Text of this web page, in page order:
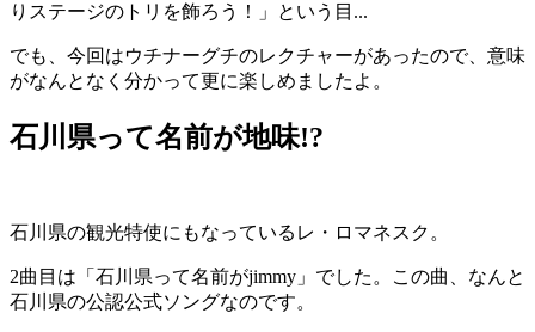
りステージのトリを飾ろう！」という目...
でも、今回はウチナーグチのレクチャーがあったので、意味
がなんとなく分かって更に楽しめましたよ。
石川県って名前が地味!?
石川県の観光特使にもなっているレ・ロマネスク。
2曲目は「石川県って名前がjimmy」でした。この曲、なんと
石川県の公認公式ソングなのです。